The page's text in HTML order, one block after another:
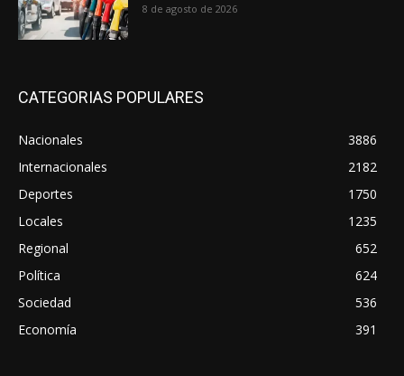
8 de agosto de 2026
CATEGORIAS POPULARES
Nacionales
3886
Internacionales
2182
Deportes
1750
Locales
1235
Regional
652
Política
624
Sociedad
536
Economía
391